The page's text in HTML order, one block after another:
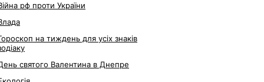
рф проти України
на тиждень для усіх знаків
святого Валентина в Днепре